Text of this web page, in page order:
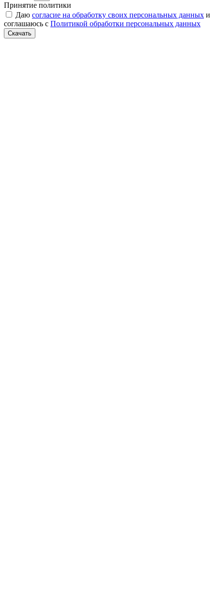
Принятие политики
Даю согласие на обработку своих персональных данных и
соглашаюсь с Политикой обработки персональных данных
Скачать